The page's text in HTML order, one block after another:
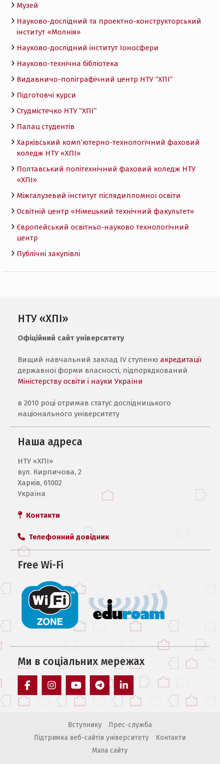
Музей
Науково-дослідний та проектно-конструкторський
інститут «Молнія»
Науково-дослідний інститут Іоносфери
Науково-технічна бібліотека
Видавничо-поліграфічний центр НТУ “ХПІ”
Підготовчі курси
Студмістечко НТУ “ХПІ”
Палац студентів
Харківський комп’ютерно-технологічний фаховий
коледж НТУ «ХПI»
Полтавський політехнічний фаховий коледж НТУ
«ХПI»
Міжгалузевий інститут післядипломної освіти
Освітній центр «Німецький технічний факультет»
Європейський освітньо-науково технологічний
центр
Публічні закупівлі
НТУ «ХПІ»
Офіційний сайт університету
Вищий навчальний заклад IV ступенюакредитації
державної форми власності, підпорядкований
Міністерству освіти і науки України
в 2010 році отримав статус дослідницького
національного університету
Наша адреса
НТУ «ХПI»
вул. Кирпичова, 2
Харків, 61002
Україна
Контакти
Телефонний довідник
Free Wi-Fi
Ми в соцiальних мережах
facebook instagramyoutube telegram linkedin
Вступнику
Прес-служба
Підтримка веб-сайтів університету
Контакти
Мапа сайту